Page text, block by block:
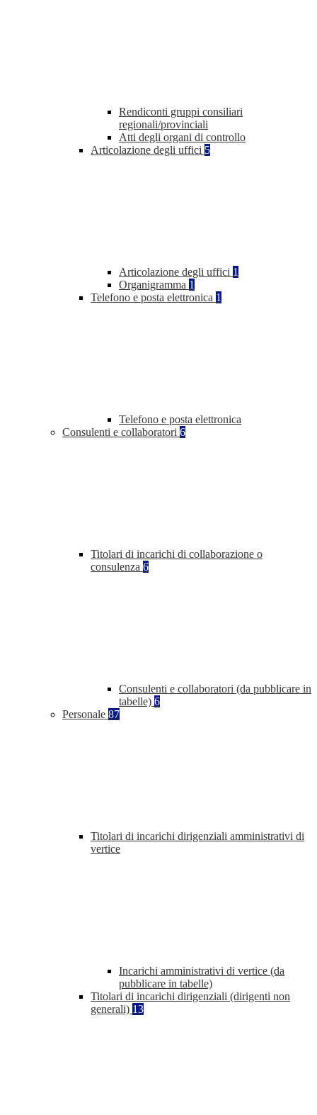
Rendiconti gruppi consiliari
regionali/provinciali
Atti degli organi di controllo
Articolazione degli uffici 5
Articolazione degli uffici 1
Organigramma 1
Telefono e posta elettronica 1
Telefono e posta elettronica
Consulenti e collaboratori 6
Titolari di incarichi di collaborazione o
consulenza 6
Consulenti e collaboratori (da pubblicare in
tabelle) 6
Personale 87
Titolari di incarichi dirigenziali amministrativi di
vertice
Incarichi amministrativi di vertice (da
pubblicare in tabelle)
Titolari di incarichi dirigenziali (dirigenti non
generali) 13